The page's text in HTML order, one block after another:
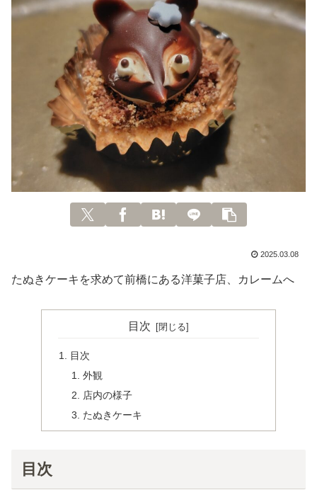
2025.03.08
たぬきケーキを求めて前橋にある洋菓子店、カレームへ
目次
目次
外観
店内の様子
たぬきケーキ
目次